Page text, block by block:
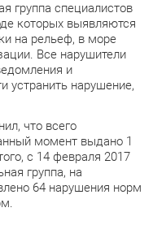
группа специалистов
которых выявляются
на рельеф, в море
Все нарушители
и
устранить нарушение,
что всего
момент выдано 1
с 14 февраля 2017
группа, на
64 нарушения норм